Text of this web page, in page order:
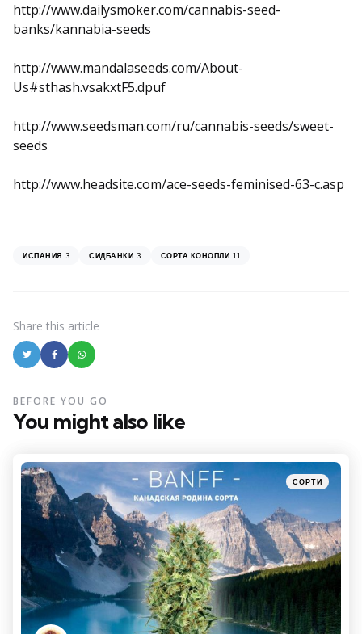
http://www.dailysmoker.com/cannabis-seed-
banks/kannabia-seeds
http://www.mandalaseeds.com/About-
Us#sthash.vsakxtF5.dpuf
http://www.seedsman.com/ru/cannabis-seeds/sweet-
seeds
http://www.headsite.com/ace-seeds-feminised-63-c.asp
ИСПАНИЯ 3 СИДБАНКИ 3 СОРТА КОНОПЛИ 11
Share this article
You might also like
BEFORE YOU GO
Categories
Posted
in
СОРТИ